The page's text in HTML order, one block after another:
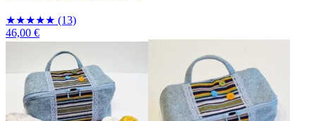
★★★★★ (13)
46,00 €